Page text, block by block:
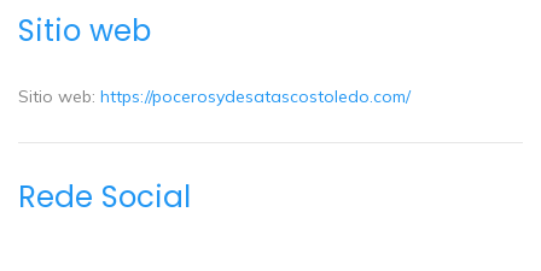
Sitio web
Sitio web: https://pocerosydesatascostoledo.com/
Rede Social